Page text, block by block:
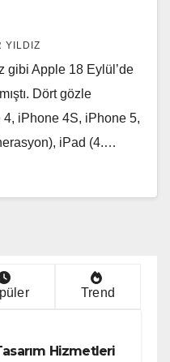
YILDIZ
gibi Apple 18 Eylül’de
Dört gözle
iPhone 4S, iPhone 5,
iPad (4.…
Trend
Hizmetleri